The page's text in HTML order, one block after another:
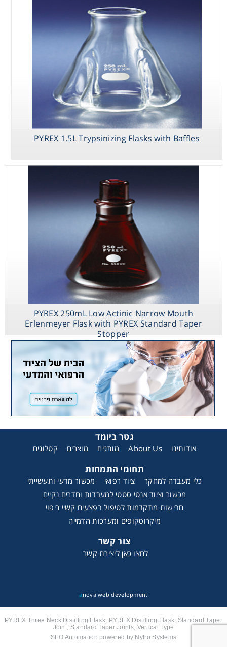
PYREX 1.5L Trypsinizing Flasks with Baffles
PYREX 250mL Low Actinic Narrow Mouth
Erlenmeyer Flask with PYREX Standard Taper
Stopper
גטר ביומד
אודותינו About Us מותגים מוצרים קטלוגים
תחומי התמחות
כלי מעבדה למחקר ציוד רפואי
מכשור מדעי ותעשייתי
מכשור וציוד אנטי סטטי למעבדות וחדרים נקיים
חבישות מתקדמות לטיפול בפצעים קשיי ריפוי
מיקרוסקופים ומערכות הדמייה
צור קשר
לחצו כאן ליצירת קשר
a nova web development
PYREX Three Neck Distilling Flask, PYREX Distilling Flask, Standard Taper
Joint, Standard Taper Joints, Vertical Type
SEO Automation powered by Nytro Systems